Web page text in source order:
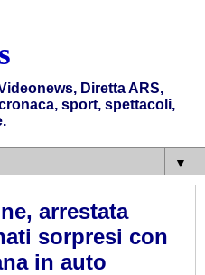
Diretta ARS,
sport, spettacoli,
▼
arrestata
sorpresi con
in auto